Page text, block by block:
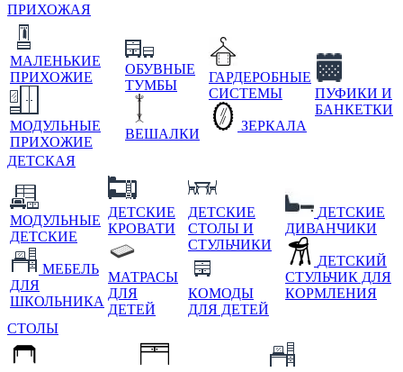
ПРИХОЖАЯ
МАЛЕНЬКИЕ
ПРИХОЖИЕ
МОДУЛЬНЫЕ
ПРИХОЖИЕ
ОБУВНЫЕ
ТУМБЫ
ВЕШАЛКИ
ГАРДЕРОБНЫЕ
СИСТЕМЫ
ЗЕРКАЛА
ПУФИКИ И
БАНКЕТКИ
ДЕТСКАЯ
МОДУЛЬНЫЕ
ДЕТСКИЕ
МЕБЕЛЬ
ДЛЯ
ШКОЛЬНИКА
ДЕТСКИЕ
КРОВАТИ
МАТРАСЫ
ДЛЯ
ДЕТЕЙ
ДЕТСКИЕ
СТОЛЫ И
СТУЛЬЧИКИ
КОМОДЫ
ДЛЯ ДЕТЕЙ
ДЕТСКИЕ
ДИВАНЧИКИ
ДЕТСКИЙ
СТУЛЬЧИК ДЛЯ
КОРМЛЕНИЯ
СТОЛЫ